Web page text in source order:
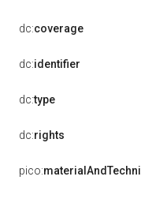
dc:coverage
dc:identifier
dc:type
dc:rights
pico: